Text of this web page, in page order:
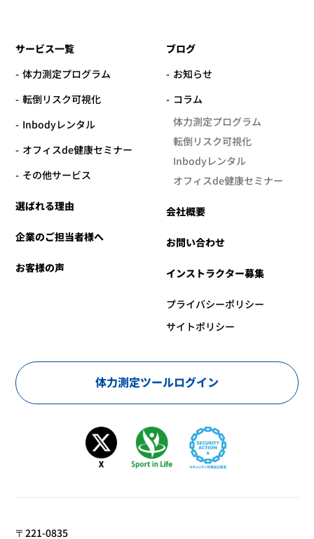
サービス一覧
体力測定プログラム
転倒リスク可視化
Inbodyレンタル
オフィスde健康セミナー
その他サービス
選ばれる理由
企業のご担当者様へ
お客様の声
ブログ
お知らせ
コラム
体力測定プログラム
転倒リスク可視化
Inbodyレンタル
オフィスde健康セミナー
会社概要
お問い合わせ
インストラクター募集
プライバシーポリシー
サイトポリシー
体力測定ツールログイン
〒221-0835